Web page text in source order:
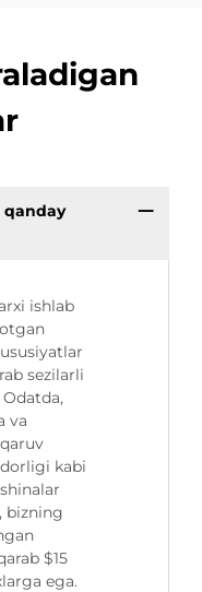
qanday
ishlab
sezilarli
va
kabi
bizning
$15
ega.